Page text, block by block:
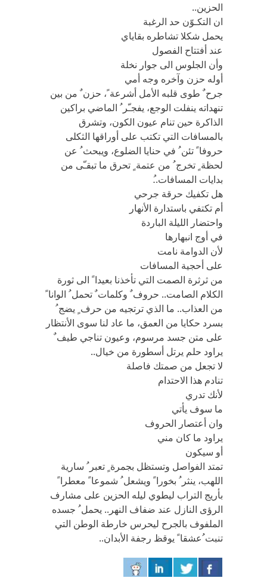
الحزين..
ان التكـوّن حد الرغبة
يحمل شكلا تشاطره بقاياي
عند أفتتاح الفصول
وأن الجلوس الى جوار نخلة
أوله حزن وآخره وجه أمي
جرح ٌ طوى قلبه الأمل أشرعة ً، حزن ٌ من بين
تنهداته ينفلت الوجع، يفجـّر ُ الماضي براكين
الذاكرة حين تنام عيون الكون، وتشرق
بالمسافات التي تكتب على أوراقها الثكلى
حروفا ً تئن ُ في حنايا الضلوع، ويبحث ُ عن
لحظة ٍ تخرج ُ من عتمة ٍ تحرق ما تبقـّى من
بدايات المسافات..ُ
هل تكفيك حرقة جرحي
أم تكتفي باستدارة الأنهار
واحتضار الليلة الباردة
في أوج انبهارها
لأن الدوامة نامت
على أحجية المسافات
من ثرثرة الصمت التي تأخذنا بعيدا ً الى ثورة
الكلام الصامت.. حروف ٌ وكلمات ٌ تحمل ُ الوانا ً
من العذاب.. ما الذي ترتجيه من حرف ٍ يضج ُ
بسرد حكايا من العمق، ما عاد لنا سوى الأنتظار
على متن جسد مرسوم، وعيون تناجي طيف ٌ
يراود حلم يرتل أسطورة من خيال..
لا تجعل من صمتك فاصلة
تنادم هذا الاحتدام
لأنك تدري
ما سوف يأتي
وان أعتصار الحروف
يراود ما كان مني
أو سيكون
تمتد الفواصل وتستظل بجمرة ٍ تعبر ُ سارية
اللهب، ينثر ُ بخورا ً ويشعل ُ شموعا ً معطرا ً
بأريج التراب ليطوي ليله الحزين على مشارف
الرؤى النازل عند ضفاف النهر.. يحمل ُ جسده
الملفوف بالجرح ليحرس خارطة الوطن التي
تنبت ُعشقا ً يوقظ رجفة الأبدان..